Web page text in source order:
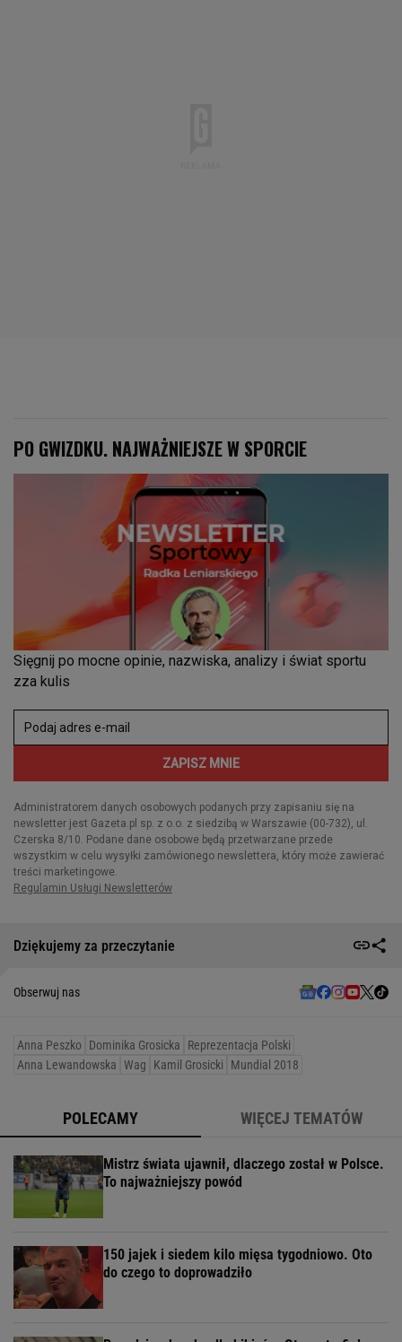
Dziękujemy za przeczytanie
Obserwuj nas
Anna Peszko Dominika Grosicka
Reprezentacja Polski
Anna Lewandowska Wag Kamil Grosicki Mundial 2018
POLECAMY WIĘCEJ TEMATÓW
Mistrz świata ujawnił, dlaczego został w Polsce.
To najważniejszy powód
150 jajek i siedem kilo mięsa tygodniowo. Oto
do czego to doprowadziło